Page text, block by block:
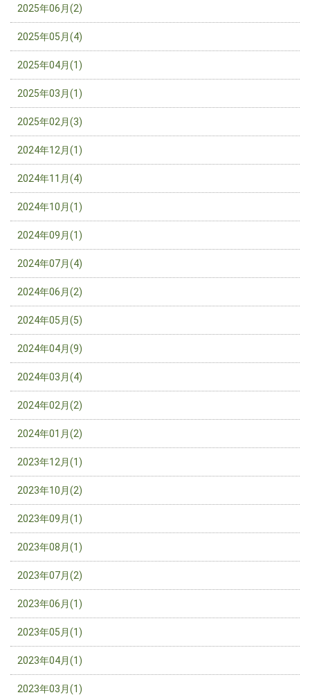
2025年06月(2)
2025年05月(4)
2025年04月(1)
2025年03月(1)
2025年02月(3)
2024年12月(1)
2024年11月(4)
2024年10月(1)
2024年09月(1)
2024年07月(4)
2024年06月(2)
2024年05月(5)
2024年04月(9)
2024年03月(4)
2024年02月(2)
2024年01月(2)
2023年12月(1)
2023年10月(2)
2023年09月(1)
2023年08月(1)
2023年07月(2)
2023年06月(1)
2023年05月(1)
2023年04月(1)
2023年03月(1)